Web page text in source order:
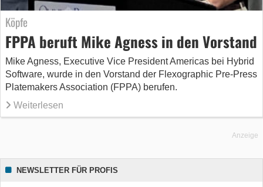
Köpfe
FPPA beruft Mike Agness in den Vorstand
Mike Agness, Executive Vice President Americas bei Hybrid
Software, wurde in den Vorstand der Flexographic Pre-Press
Platemakers Association (FPPA) berufen.
Weiterlesen
Anzeige
NEWSLETTER FÜR PROFIS